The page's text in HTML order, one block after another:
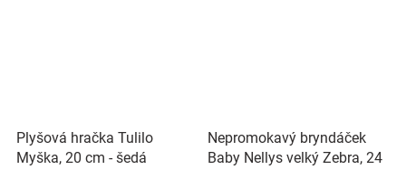
Plyšová hračka Tulilo
Myška, 20 cm - šedá
Nepromokavý bryndáček
Baby Nellys velký Zebra, 24